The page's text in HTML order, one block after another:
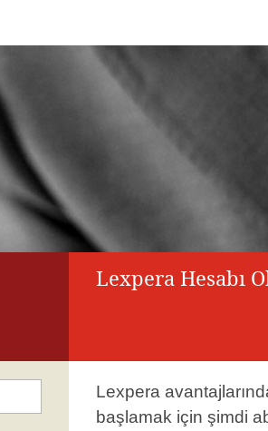
Lexpera Hesabı
Lexpera
başlamak için şimdi